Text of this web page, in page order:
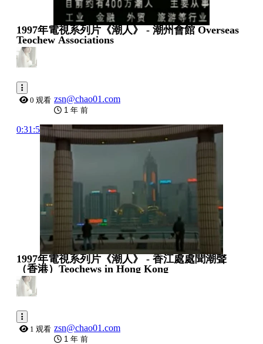
1997年電視系列片《潮人》 - 潮州會館 Overseas
Teochew Associations
0 观看 zsn@chao01.com
1 年 前
0:31:54
1997年電視系列片《潮人》 - 香江處處聞潮聲
（香港）Teochews in Hong Kong
1 观看 zsn@chao01.com
1 年 前